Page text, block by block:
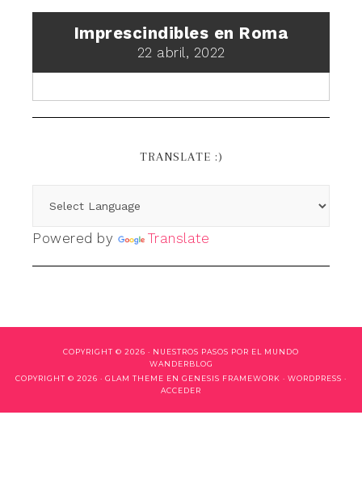
Imprescindibles en Roma
22 abril, 2022
TRANSLATE :)
Powered by Translate
COPYRIGHT © 2026 · NUESTROS PASOS POR EL MUNDO
WANDERBLOG
COPYRIGHT © 2026 · GLAM THEME EN GENESIS FRAMEWORK · WORDPRESS ·
ACCEDER